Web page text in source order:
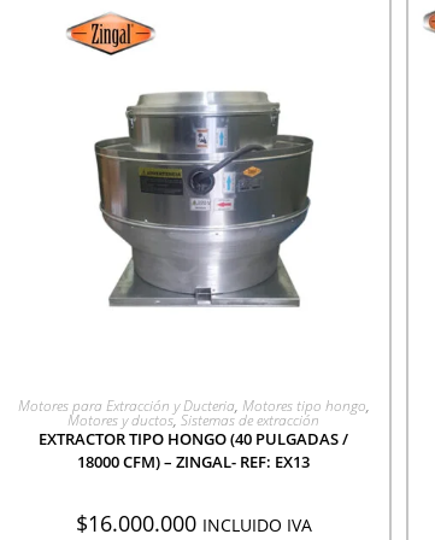
AGREGAR A COTIZACIÓN
Motores para Extracción y Ducteria, Motores tipo hongo,
Motores y ductos, Sistemas de extracción
EXTRACTOR TIPO HONGO (40 PULGADAS /
18000 CFM) – ZINGAL- REF: EX13
$16.000.000 INCLUIDO IVA